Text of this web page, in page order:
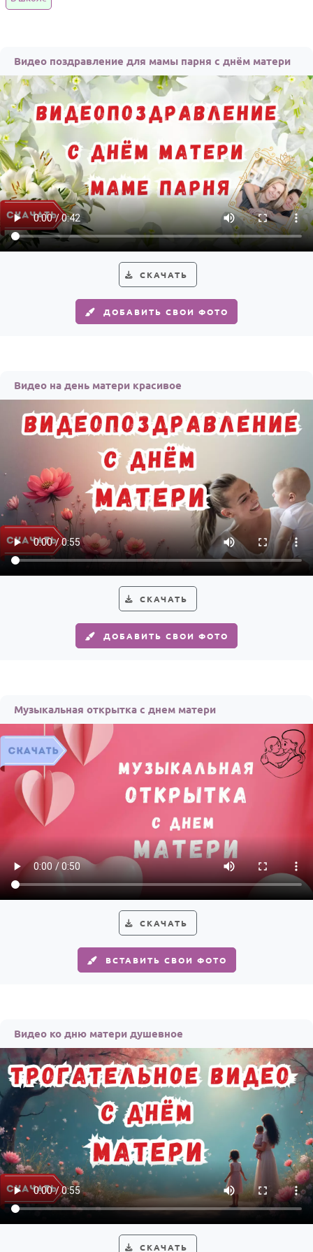
КОМУ
Женщине
Мужчине
Маме
Папе
Детям
Все родственники
ПЕРСОНАЛЬНЫЕ
По годам
Видео поздравление для мамы парня с днём матери
СКАЧАТЬ
ДОБАВИТЬ СВОИ ФОТО
Видео на день матери красивое
СКАЧАТЬ
ДОБАВИТЬ СВОИ ФОТО
Музыкальная открытка с днем матери
СКАЧАТЬ
ВСТАВИТЬ СВОИ ФОТО
Видео ко дню матери душевное
СКАЧАТЬ